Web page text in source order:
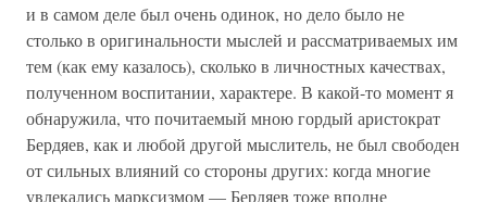
и в самом деле был очень одинок, но дело было не
столько в оригинальности мыслей и рассматриваемых им
тем (как ему казалось), сколько в личностных качествах,
полученном воспитании, характере. В какой-то момент я
обнаружила, что почитаемый мною гордый аристократ
Бердяев, как и любой другой мыслитель, не был свободен
от сильных влияний со стороны других: когда многие
увлекались марксизмом — Бердяев тоже вполне